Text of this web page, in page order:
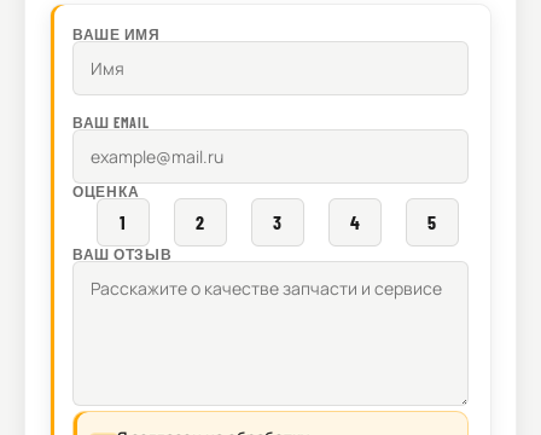
ВАШЕ ИМЯ
ВАШ EMAIL
ОЦЕНКА
1 2 3 4 5
ВАШ ОТЗЫВ